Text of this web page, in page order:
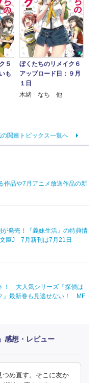
５
も
ぼくたちのリメイク６
アップロード日：９月
１日
木緒 なち 他
の関連トピックス一覧へ
品や7月アニメ放送作品の新
発売！『義妹生活』の特典情
庫J 7月新刊は7月21日
！ 大人気シリーズ『探偵は
』最新巻も見逃せない！ MF
感想・レビュー
め直す。そこに友か